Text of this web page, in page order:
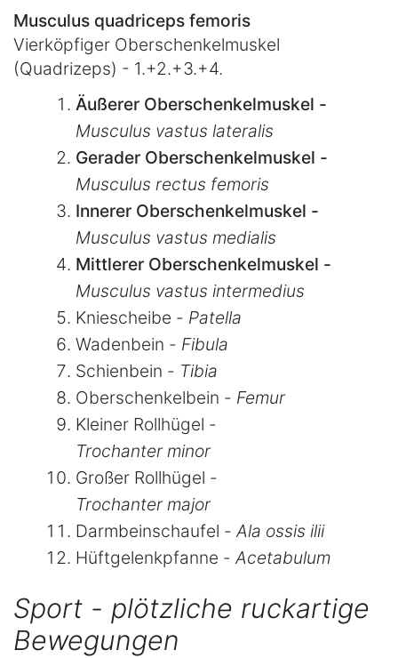
Musculus quadriceps femoris
Vierköpfiger Oberschenkelmuskel
(Quadrizeps) - 1.+2.+3.+4.
Äußerer Oberschenkelmuskel -
Musculus vastus lateralis
Gerader Oberschenkelmuskel -
Musculus rectus femoris
Innerer Oberschenkelmuskel -
Musculus vastus medialis
Mittlerer Oberschenkelmuskel -
Musculus vastus intermedius
Kniescheibe - Patella
Wadenbein - Fibula
Schienbein - Tibia
Oberschenkelbein - Femur
Kleiner Rollhügel -
Trochanter minor
Großer Rollhügel -
Trochanter major
Darmbeinschaufel -Ala ossis ilii
Hüftgelenkpfanne -Acetabulum
Sport - plötzliche ruckartige
Bewegungen